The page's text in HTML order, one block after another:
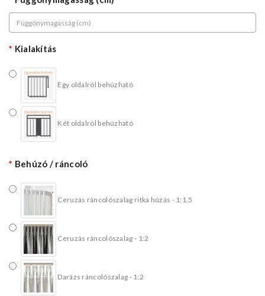
Kialakítás
Egy oldalról behúzható
Két oldalról behúzható
Behúzó / ráncoló
Ceruzás ráncolószalag ritka húzás - 1:1,5
Ceruzás ráncolószalag - 1:2
Darázs ráncolószalag - 1:2